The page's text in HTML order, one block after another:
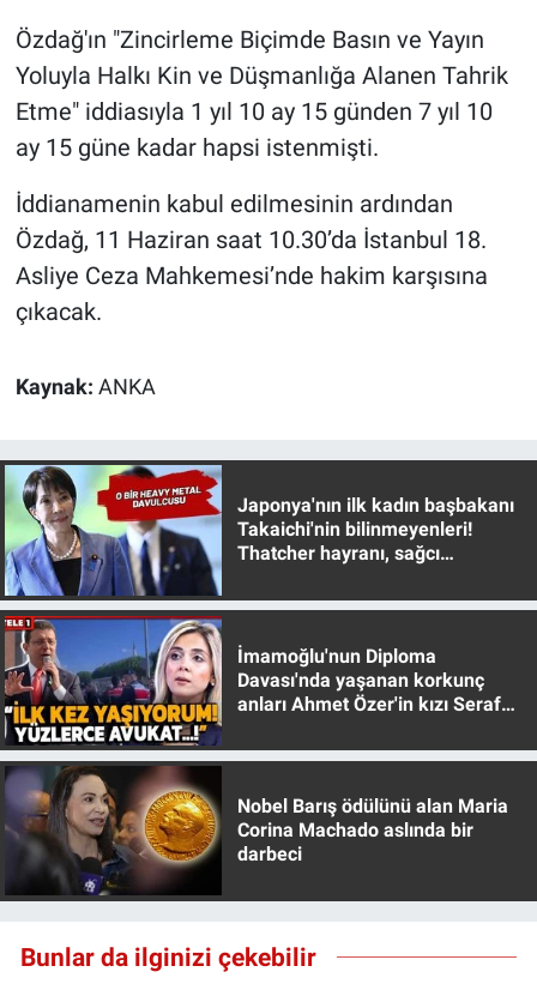
Özdağ'ın "Zincirleme Biçimde Basın ve Yayın
Yoluyla Halkı Kin ve Düşmanlığa Alanen Tahrik
Etme" iddiasıyla 1 yıl 10 ay 15 günden 7 yıl 10
ay 15 güne kadar hapsi istenmişti.
İddianamenin kabul edilmesinin ardından
Özdağ, 11 Haziran saat 10.30’da İstanbul 18.
Asliye Ceza Mahkemesi’nde hakim karşısına
çıkacak.
Kaynak: ANKA
Japonya'nın ilk kadın başbakanı
Takaichi'nin bilinmeyenleri!
Thatcher hayranı, sağcı
İmamoğlu'nun Diploma
Davası'nda yaşanan korkunç
anları Ahmet Özer'in kızı Seraf
Nobel Barış ödülünü alan Maria
Corina Machado aslında bir
darbeci
Bunlar da ilginizi çekebilir
İlan
Kimdir
Koronavirüs
Kültür Sanat
Ne demişti
Nedir
Programlar
Sağlık
Teknoloji
Türkiye'nin Geleceği
Türkiye'nin Gündemi
Yerel Gündem